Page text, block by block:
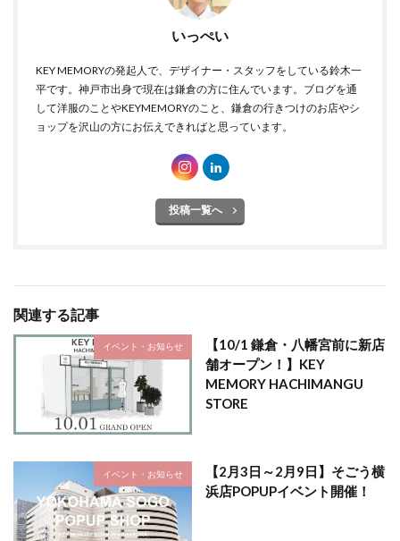
いっぺい
KEY MEMORYの発起人で、デザイナー・スタッフをしている鈴木一
平です。神戸市出身で現在は鎌倉の方に住んでいます。ブログを通
して洋服のことやKEYMEMORYのこと、鎌倉の行きつけのお店やシ
ョップを沢山の方にお伝えできればと思っています。
投稿一覧へ
関連する記事
イベント・お知らせ
【10/1 鎌倉・八幡宮前に新店
舗オープン！】KEY
MEMORY HACHIMANGU
STORE
イベント・お知らせ
【2月3日～2月9日】そごう横
浜店POPUPイベント開催！